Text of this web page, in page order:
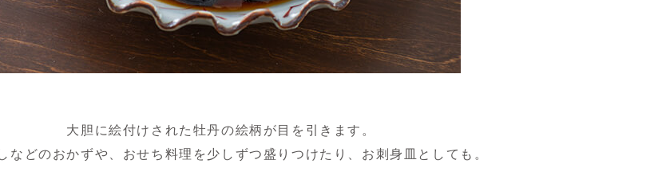
大胆に絵付けされた牡丹の絵柄が目を引きます。
などのおかずや、おせち料理を少しずつ盛りつけたり、お刺身皿としても。